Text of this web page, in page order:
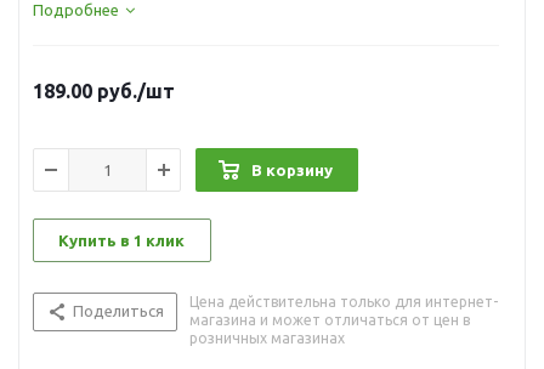
Подробнее
189.00 руб./шт
В корзину
Купить в 1 клик
Поделиться
Цена действительна только для интернет-
магазина и может отличаться от цен в
розничных магазинах